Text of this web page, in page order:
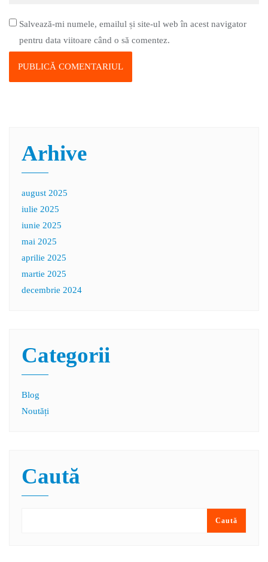
Salvează-mi numele, emailul și site-ul web în acest navigator
pentru data viitoare când o să comentez.
Arhive
august 2025
iulie 2025
iunie 2025
mai 2025
aprilie 2025
martie 2025
decembrie 2024
Categorii
Blog
Noutăți
Caută
Caută